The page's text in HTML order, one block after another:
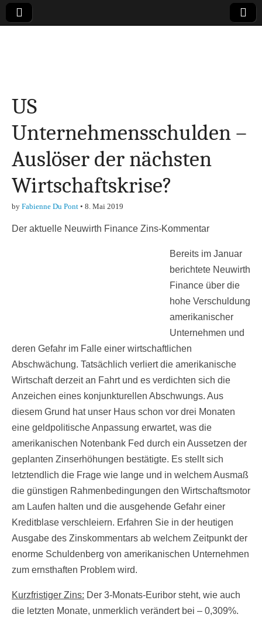
Finanzen,
Marketing-, Vertrieb-
& Investment-Tipps
US
Unternehmensschulden –
Auslöser der nächsten
Wirtschaftskrise?
by Fabienne Du Pont • 8. Mai 2019
Der aktuelle Neuwirth Finance Zins-Kommentar
Bereits im Januar
berichtete Neuwirth
Finance über die
hohe Verschuldung
amerikanischer
Unternehmen und
deren Gefahr im Falle einer wirtschaftlichen
Abschwächung. Tatsächlich verliert die amerikanische
Wirtschaft derzeit an Fahrt und es verdichten sich die
Anzeichen eines konjunkturellen Abschwungs. Aus
diesem Grund hat unser Haus schon vor drei Monaten
eine geldpolitische Anpassung erwartet, was die
amerikanischen Notenbank Fed durch ein Aussetzen der
geplanten Zinserhöhungen bestätigte. Es stellt sich
letztendlich die Frage wie lange und in welchem Ausmaß
die günstigen Rahmenbedingungen den Wirtschaftsmotor
am Laufen halten und die ausgehende Gefahr einer
Kreditblase verschleiern. Erfahren Sie in der heutigen
Ausgabe des Zinskommentars ab welchem Zeitpunkt der
enorme Schuldenberg von amerikanischen Unternehmen
zum ernsthaften Problem wird.
Kurzfristiger Zins: Der 3-Monats-Euribor steht, wie auch
die letzten Monate, unmerklich verändert bei – 0,309%.